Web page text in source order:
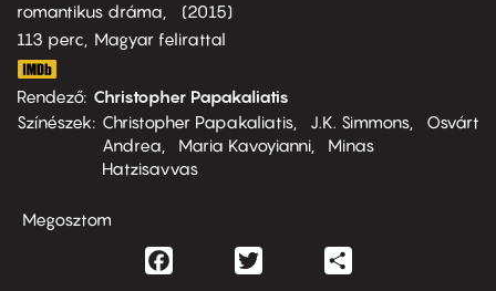
romantikus dráma
2015
113 perc,
Magyar felirattal
Rendező Christopher Papakaliatis
Színészek
Christopher Papakaliatis J.K. Simmons
Osvárt
Andrea
Maria Kavoyianni
Minas
Hatzisavvas
Megosztom
Facebook